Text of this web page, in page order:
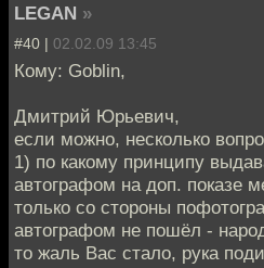
LEGAN »
#40 | 02.02.09 13:45
Кому: Goblin,
Дмитрий Юрьевич,
если можно, несколько
1) по какому принципу
автографом на доп. показе
только со стороны
автографом не пошёл -
то жаль Вас стало, рука